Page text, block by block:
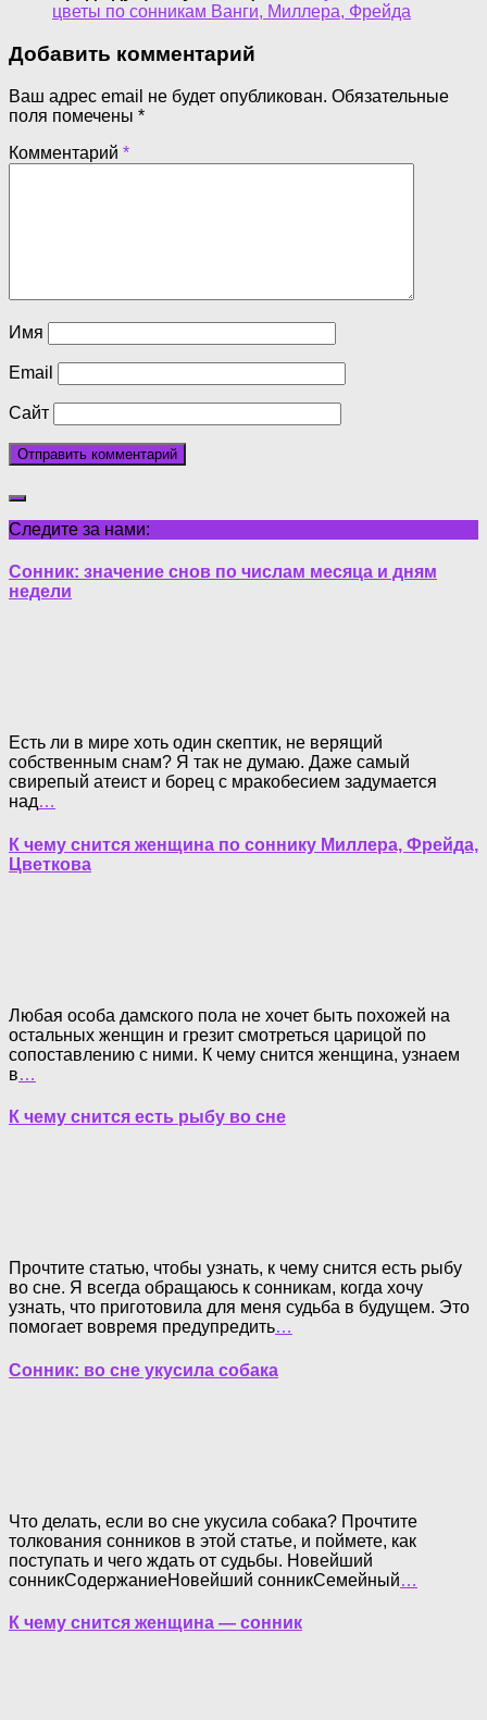
цветы по сонникам Ванги, Миллера, Фрейда
Добавить комментарий
Ваш адрес email не будет опубликован. Обязательные
поля помечены *
Комментарий *
Имя
Email
Сайт
Следите за нами:
Сонник: значение снов по числам месяца и дням
недели
Есть ли в мире хоть один скептик, не верящий
собственным снам? Я так не думаю. Даже самый
свирепый атеист и борец с мракобесием задумается
над…
К чему снится женщина по соннику Миллера, Фрейда,
Цветкова
Любая особа дамского пола не хочет быть похожей на
остальных женщин и грезит смотреться царицой по
сопоставлению с ними. К чему снится женщина, узнаем
в…
К чему снится есть рыбу во сне
Прочтите статью, чтобы узнать, к чему снится есть рыбу
во сне. Я всегда обращаюсь к сонникам, когда хочу
узнать, что приготовила для меня судьба в будущем. Это
помогает вовремя предупредить…
Сонник: во сне укусила собака
Что делать, если во сне укусила собака? Прочтите
толкования сонников в этой статье, и поймете, как
поступать и чего ждать от судьбы. Новейший
сонникСодержаниеНовейший сонникСемейный…
К чему снится женщина — сонник